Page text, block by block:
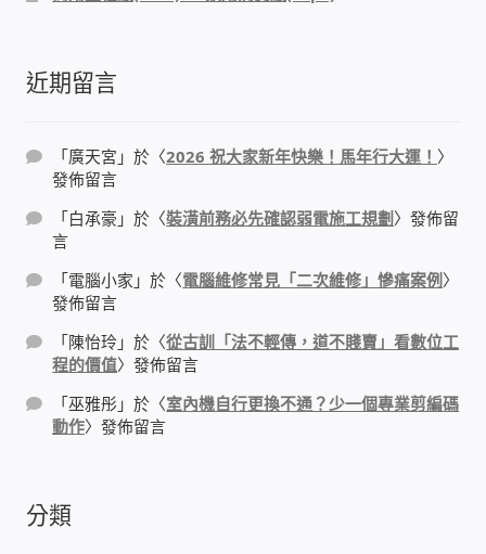
網路 到府檢測 連線設定
光纖網路
TP-Link TAIWAN(普聯技術)
監視器租賃方案
近期留言
「廣天宮 」於〈2026 祝大家新年快樂！馬年行大運！ 〉
發佈留言
「白承豪 」於〈裝潢前務必先確認弱電施工規劃 〉發佈留
言
「電腦小家 」於〈電腦維修常見「二次維修」慘痛案例〉
發佈留言
「陳怡玲 」於〈從古訓「法不輕傳，道不賤賣」看數位工
程的價值〉發佈留言
「巫雅彤 」於〈室內機自行更換不通？少一個專業剪編碼
動作〉發佈留言
分類